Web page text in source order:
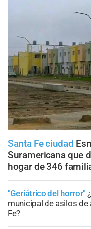
Santa Fe ciudad
Suramericana que
hogar de 346
"Geriátrico del horror"
municipal de asilos de
Fe?